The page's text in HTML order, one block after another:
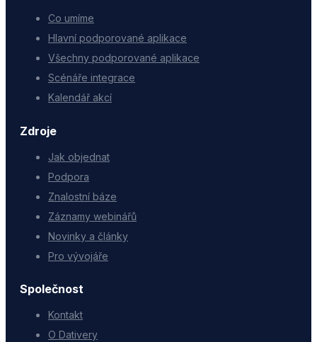
Co umíme
Hlavní podporované aplikace
Všechny podporované aplikace
Scénáře integrace
Kalendář akcí
Zdroje
Jak objednat
Podpora
Znalostní báze
Záznamy webinářů
Novinky a články
Pro vývojáře
Společnost
Kontakt
O Dativery